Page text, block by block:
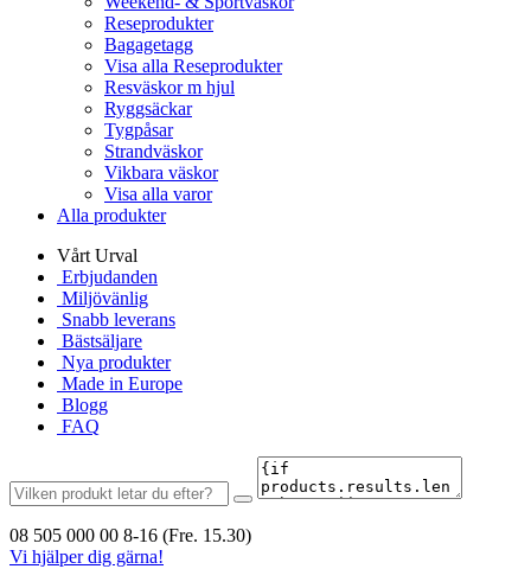
Reseprodukter
Bagagetagg
Visa alla Reseprodukter
Resväskor m hjul
Ryggsäckar
Tygpåsar
Strandväskor
Vikbara väskor
Visa alla varor
Alla produkter
Vårt Urval
Erbjudanden
Miljövänlig
Snabb leverans
Bästsäljare
Nya produkter
Made in Europe
Blogg
FAQ
08 505 000 00 8-16 (Fre. 15.30)
Vi hjälper dig gärna!